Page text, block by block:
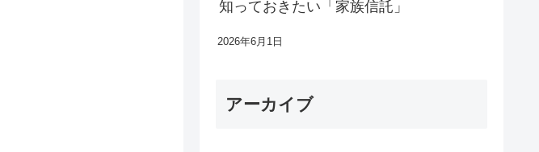
知っておきたい「家族信託」
2026年6月1日
アーカイブ